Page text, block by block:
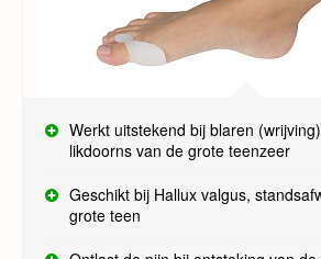
van de naastliggende teen.
-Dekos heeft een aantal producten
Werkt uitstekend bij blaren
likdoorns van de grote teenzeer
Geschikt bij Hallux valgus,
grote teen